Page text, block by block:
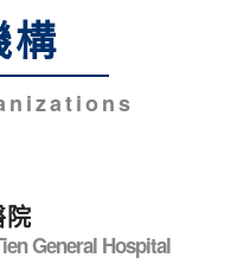
構
院
General Hospital